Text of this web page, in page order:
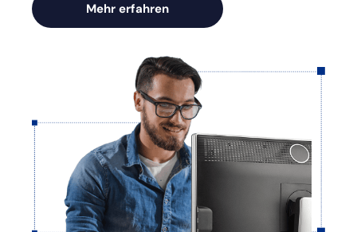
Mehr erfahren